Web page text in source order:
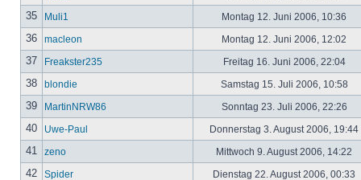
35 Muli1 Montag 12. Juni 2006, 10:36
36 macleon Montag 12. Juni 2006, 12:02
37 Freakster235 Freitag 16. Juni 2006, 22:04
38 blondie Samstag 15. Juli 2006, 10:58
39 MartinNRW86 Sonntag 23. Juli 2006, 22:26
40 Uwe-Paul Donnerstag 3. August 2006, 19:44
41 zeno Mittwoch 9. August 2006, 14:22
42 Spider Dienstag 22. August 2006, 00:33